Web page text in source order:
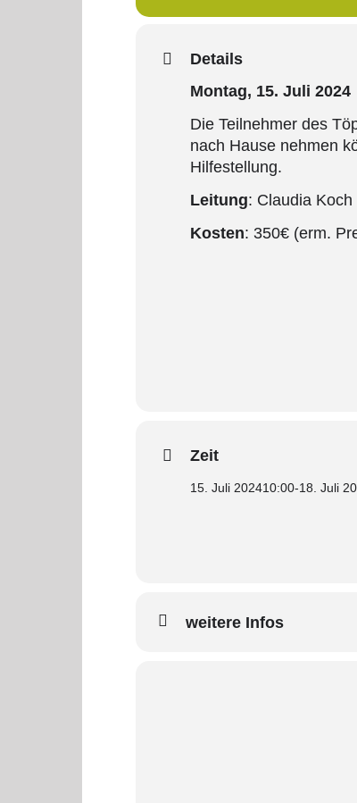
Details
Montag, 15. Juli
Die Teilnehmer des
nach Hause nehmen
Hilfestellung.
Leitung: Claudia Koch
Kosten: 350€ (erm.
Zeit
15. Juli 202410:00-18. Juli
weitere Infos